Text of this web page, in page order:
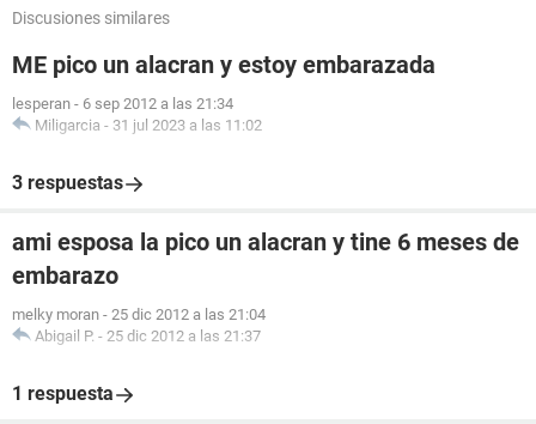
Discusiones similares
ME pico un alacran y estoy embarazada
lesperan - 6 sep 2012 a las 21:34
Miligarcia - 31 jul 2023 a las 11:02
3 respuestas
ami esposa la pico un alacran y tine 6 meses de
embarazo
melky moran - 25 dic 2012 a las 21:04
Abigail P. - 25 dic 2012 a las 21:37
1 respuesta